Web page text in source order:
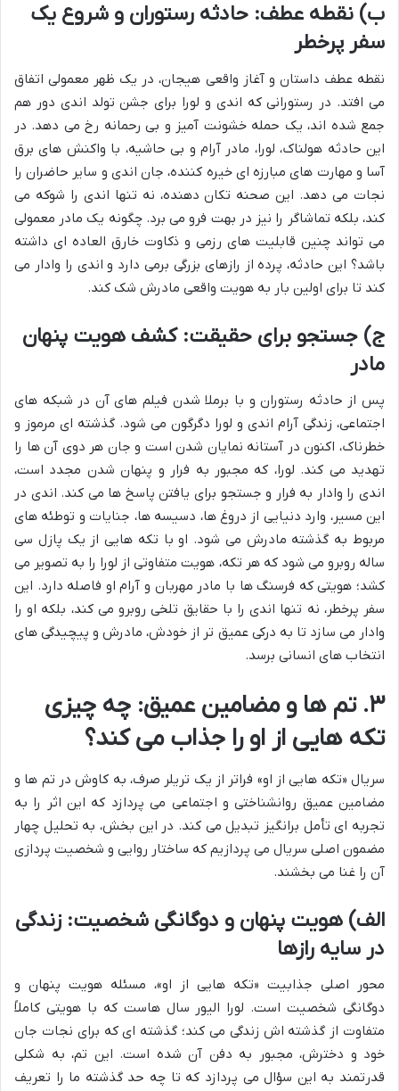
ب) نقطه عطف: حادثه رستوران و شروع یک
سفر پرخطر
نقطه عطف داستان و آغاز واقعی هیجان، در یک ظهر معمولی اتفاق
می افتد. در رستورانی که اندی و لورا برای جشن تولد اندی دور هم
جمع شده اند، یک حمله خشونت آمیز و بی رحمانه رخ می دهد. در
این حادثه هولناک، لورا، مادر آرام و بی حاشیه، با واکنش های برق
آسا و مهارت های مبارزه ای خیره کننده، جان اندی و سایر حاضران را
نجات می دهد. این صحنه تکان دهنده، نه تنها اندی را شوکه می
کند، بلکه تماشاگر را نیز در بهت فرو می برد. چگونه یک مادر معمولی
می تواند چنین قابلیت های رزمی و ذکاوت خارق العاده ای داشته
باشد؟ این حادثه، پرده از رازهای بزرگی برمی دارد و اندی را وادار می
کند تا برای اولین بار به هویت واقعی مادرش شک کند.
ج) جستجو برای حقیقت: کشف هویت پنهان
مادر
پس از حادثه رستوران و با برملا شدن فیلم های آن در شبکه های
اجتماعی، زندگی آرام اندی و لورا دگرگون می شود. گذشته ای مرموز و
خطرناک، اکنون در آستانه نمایان شدن است و جان هر دوی آن ها را
تهدید می کند. لورا، که مجبور به فرار و پنهان شدن مجدد است،
اندی را وادار به فرار و جستجو برای یافتن پاسخ ها می کند. اندی در
این مسیر، وارد دنیایی از دروغ ها، دسیسه ها، جنایات و توطئه های
مربوط به گذشته مادرش می شود. او با تکه هایی از یک پازل سی
ساله روبرو می شود که هر تکه، هویت متفاوتی از لورا را به تصویر می
کشد؛ هویتی که فرسنگ ها با مادر مهربان و آرام او فاصله دارد. این
سفر پرخطر، نه تنها اندی را با حقایق تلخی روبرو می کند، بلکه او را
وادار می سازد تا به درکی عمیق تر از خودش، مادرش و پیچیدگی های
انتخاب های انسانی برسد.
۳. تم ها و مضامین عمیق: چه چیزی
تکه هایی از او را جذاب می کند؟
سریال «تکه هایی از او» فراتر از یک تریلر صرف، به کاوش در تم ها و
مضامین عمیق روانشناختی و اجتماعی می پردازد که این اثر را به
تجربه ای تأمل برانگیز تبدیل می کند. در این بخش، به تحلیل چهار
مضمون اصلی سریال می پردازیم که ساختار روایی و شخصیت پردازی
آن را غنا می بخشند.
الف) هویت پنهان و دوگانگی شخصیت: زندگی
در سایه رازها
محور اصلی جذابیت «تکه هایی از او»، مسئله هویت پنهان و
دوگانگی شخصیت است. لورا الیور سال هاست که با هویتی کاملاً
متفاوت از گذشته اش زندگی می کند؛ گذشته ای که برای نجات جان
خود و دخترش، مجبور به دفن آن شده است. این تم، به شکلی
قدرتمند به این سؤال می پردازد که تا چه حد گذشته ما را تعریف